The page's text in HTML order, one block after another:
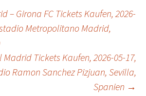
– Girona FC Tickets Kaufen, 2026-
Metropolitano Madrid,
Madrid Tickets Kaufen, 2026-05-17,
Ramon Sanchez Pizjuan, Sevilla,
Spanien →